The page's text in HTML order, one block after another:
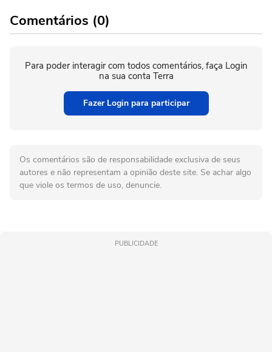
Comentários (0)
Para poder interagir com todos comentários, faça Login
na sua conta Terra
Fazer Login para participar
Os comentários são de responsabilidade exclusiva de seus
autores e não representam a opinião deste site. Se achar algo
que viole os termos de uso, denuncie.
PUBLICIDADE